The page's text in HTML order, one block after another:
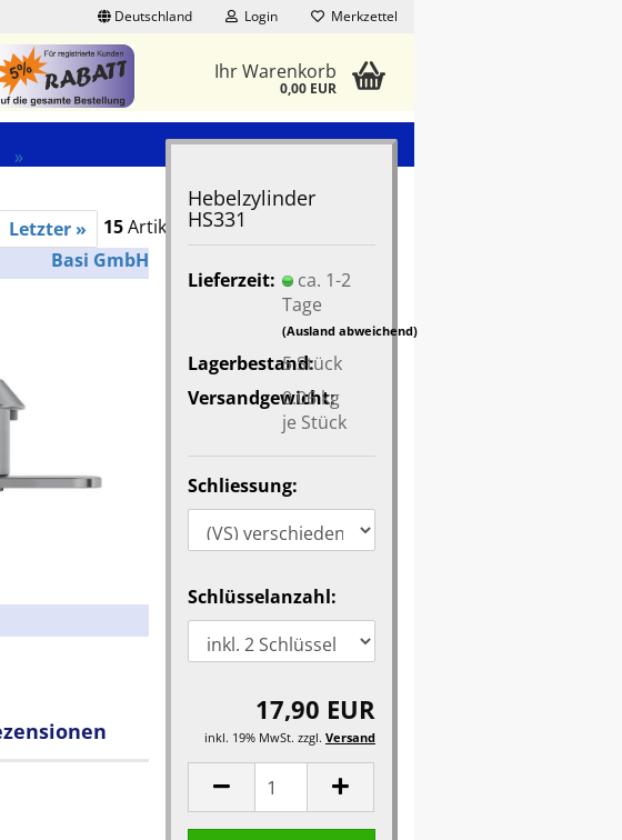
Deutschland Login Merkzettel
Ihr Warenkorb
0,00 EUR
»
Letzter » 15Artikel in dieser Kategorie
Basi GmbH
Hebelzylinder
HS331
Lieferzeit:
ca. 1-2
Tage
(Ausland abweichend)
Lagerbestand:
5Stück
Versandgewicht:
0.06kg
je Stück
Schliessung:
Schlüsselanzahl:
17,90 EUR
inkl. 19% MwSt. zzgl. Versand